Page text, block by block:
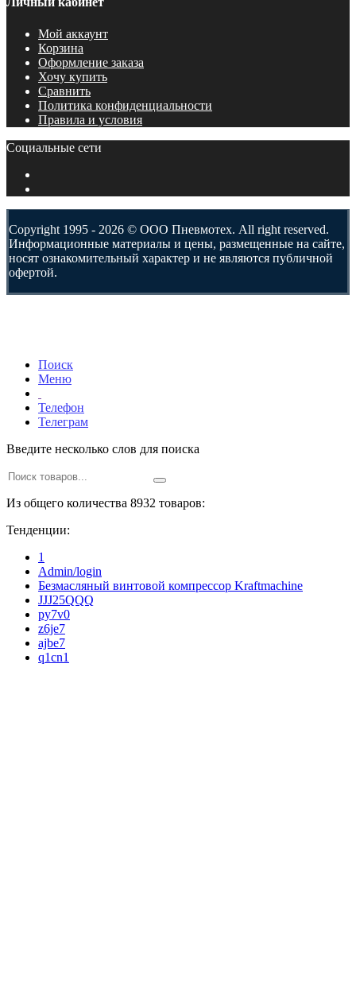
Мой аккаунт
Корзина
Оформление заказа
Хочу купить
Сравнить
Политика конфиденциальности
Правила и условия
Социальные сети
Copyright 1995 - 2026 © ООО Пневмотех. All right reserved.
Информационные материалы и цены, размещенные на сайте,
носят ознакомительный характер и не являются публичной
офертой.
Поиск
Меню
Телефон
Телеграм
Введите несколько слов для поиска
Из общего количества 8932 товаров:
Тенденции:
1
Admin/login
Безмасляный винтовой компрессор Kraftmaсhine
JJJ25QQQ
py7v0
z6je7
ajbe7
q1cn1